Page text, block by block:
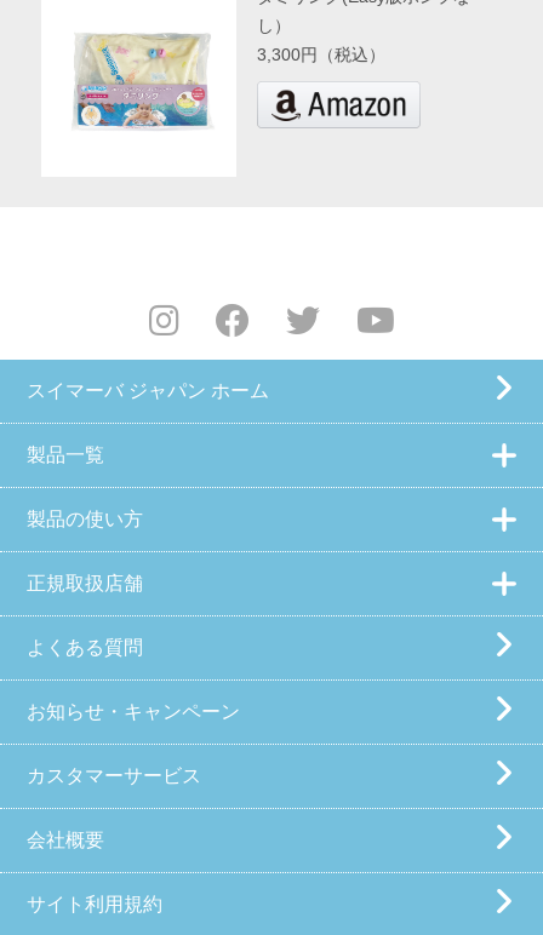
し）
3,300円（税込）
スイマーバ ジャパン ホーム
製品一覧
製品の使い方
正規取扱店舗
よくある質問
お知らせ・キャンペーン
カスタマーサービス
会社概要
サイト利用規約